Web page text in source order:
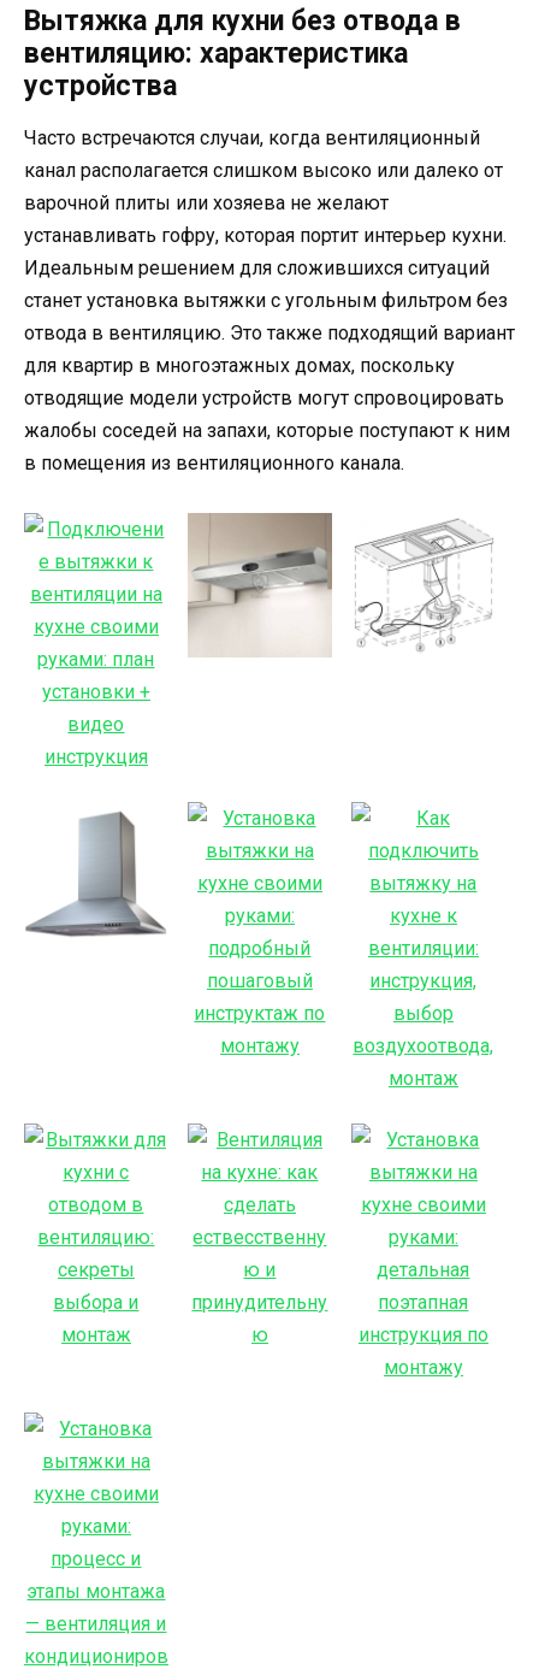
Вытяжка для кухни без отвода в
вентиляцию: характеристика
устройства
Часто встречаются случаи, когда вентиляционный
канал располагается слишком высоко или далеко от
варочной плиты или хозяева не желают
устанавливать гофру, которая портит интерьер кухни.
Идеальным решением для сложившихся ситуаций
станет установка вытяжки с угольным фильтром без
отвода в вентиляцию. Это также подходящий вариант
для квартир в многоэтажных домах, поскольку
отводящие модели устройств могут спровоцировать
жалобы соседей на запахи, которые поступают к ним
в помещения из вентиляционного канала.